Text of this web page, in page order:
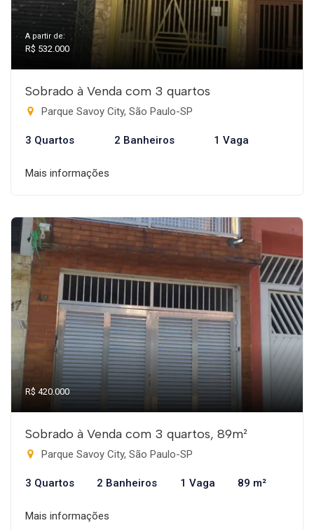
A partir de:
R$ 532.000
Sobrado à Venda com 3 quartos
Parque Savoy City, São Paulo-SP
3 Quartos 2 Banheiros 1 Vaga
Mais informações
R$ 420.000
Sobrado à Venda com 3 quartos, 89m²
Parque Savoy City, São Paulo-SP
3 Quartos 2 Banheiros 1 Vaga 89 m²
Mais informações